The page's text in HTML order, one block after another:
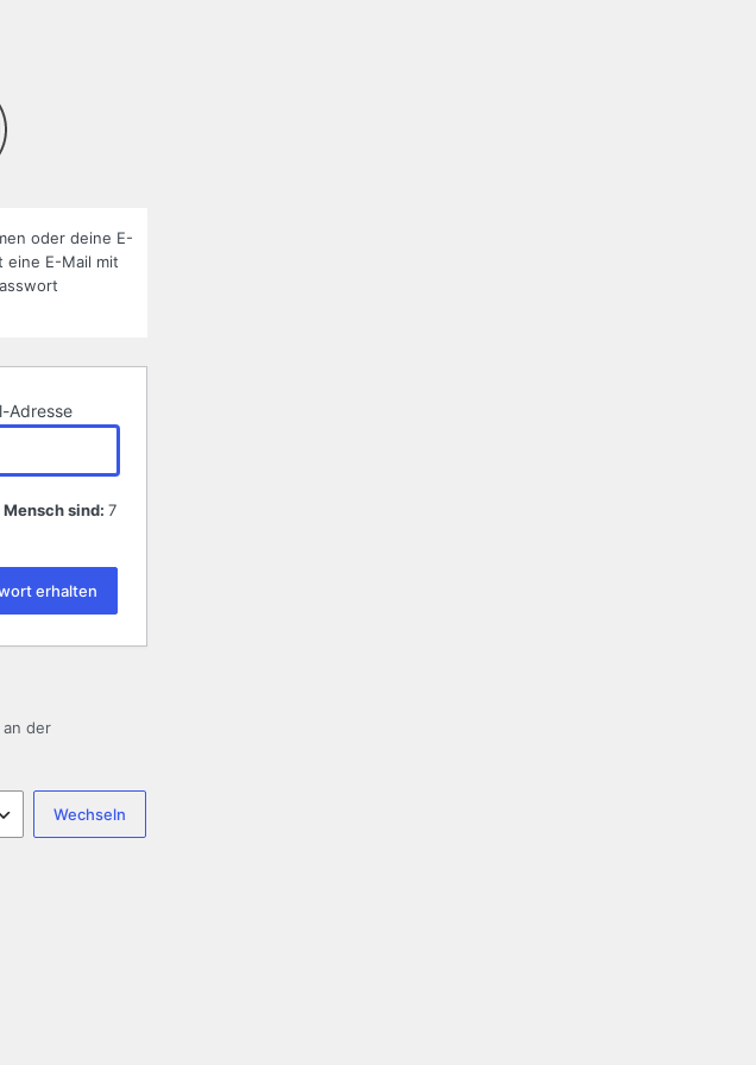
oder deine E-
eine E-Mail mit
Adresse
sind: 7
der